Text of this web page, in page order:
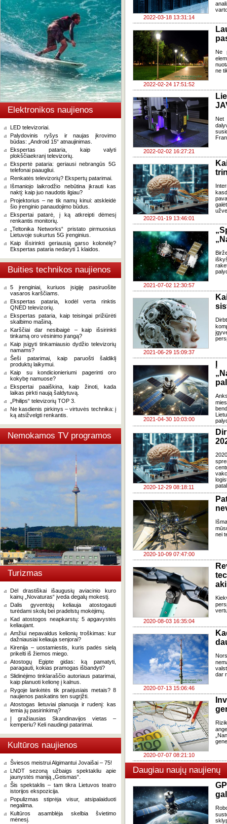
Elektronikos naujienos
LED televizoriai.
Palydovinis ryšys ir naujas įkrovimo
būdas: „Android 15“ atnaujinimas.
Ekspertas pataria, kaip valyti
plokščiaekranį televizorių.
Ekspertė pataria: geriausi nebrangūs 5G
telefonai paaugliui.
Renkatės televizorių? Ekspertų patarimai.
Išmaniojo laikrodžio nebūtina įkrauti kas
naktį: kaip juo naudotis ilgiau?
Projektorius – ne tik namų kinui: atskleidė
šio įrenginio panaudojimo būdus.
Ekspertai patarė, į ką atkreipti dėmesį
renkantis monitorių.
„Teltonika Networks“ pristato pirmuosius
Lietuvoje sukurtus 5G įrenginius.
Kaip išsirinkti geriausią garso kolonėlę?
Ekspertas pataria nedaryti 1 klaidos.
Buities technikos naujienos
5 įrenginiai, kuriuos įsigiję pasiruošite
vasaros karščiams.
Ekspertas pataria, kodėl verta rinktis
QNED televizorių.
Ekspertas pataria, kaip teisingai prižiūrėti
skalbimo mašiną.
Karščiai dar nesibaigė – kaip išsirinkti
tinkamą oro vėsinimo įrangą?
Kaip įsigyti tinkamiausio dydžio televizorių
namams?
Šeši patarimai, kaip paruošti šaldiklį
produktų laikymui.
Kaip su kondicionieriumi pagerinti oro
kokybę namuose?
Ekspertai paaiškina, kaip žinoti, kada
laikas pirkti naują šaldytuvą.
„Philips“ televizorių TOP 3.
Ne kasdienis pirkinys – virtuvės technika: į
ką atsižvelgti renkantis.
Nemokamos TV programos
Turizmas
Dėl drastiškai išaugusių aviacinio kuro
kainų „Novaturas“ įveda degalų mokestį.
Dalis gyventojų keliauja atostogauti
turėdami skolų bei pradelstų mokėjimų.
Kad atostogos neapkarstų: 5 apgavystės
keliaujant.
Amžiui nepavaldus kelionių troškimas: kur
dažniausiai keliauja senjorai?
Kirenija – uostamiestis, kuris padės sielą
prikelti iš žiemos miego.
Atostogų Egipte gidas: ką pamatyti,
paragauti, kokias pramogas išbandyti?
Slidinėjimo tinklaraščio autoriaus patarimai,
kaip planuoti kelionę į kalnus.
Rygoje lankėtės tik praėjusiais metais? 8
naujienos paskatins ten sugrįžti.
Atostogas lietuviai planuoja ir rudenį: kas
lemia jų pasirinkimą?
Į gražiausias Skandinavijos vietas –
kemperiu? Keli naudingi patarimai.
Kultūros naujienos
Šviesos meistrui Algimantui Jovaišai – 75!
LNDT sezoną užbaigs spektakliu apie
jaunystės maniją „Geismas“.
Šis spektaklis – tam tikra Lietuvos teatro
istorijos ekspozicija.
Populizmas stiprėja visur, atsipalaiduoti
negalima.
Kultūros asamblėja skelbia švietimo
mėnesį.
2022-03-18 13:31:14
2022-02-24 17:51:52
Ne
ne
2022-02-02 16:27:21
Net
2022-01-19 13:46:01
2021-07-02 12:30:57
2021-06-29 15:09:37
2021-04-30 10:03:00
2020-12-29 08:18:11
2020-10-09 07:47:00
nei
2020-08-03 16:35:04
2020-07-13 15:06:46
dar
2020-07-07 08:21:10
Daugiau naujų naujienų